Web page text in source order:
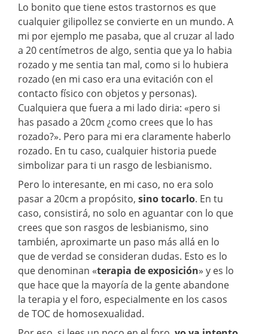
Lo bonito que tiene estos trastornos es que
cualquier gilipollez se convierte en un mundo. A
mi por ejemplo me pasaba, que al cruzar al lado
a 20 centímetros de algo, sentia que ya lo habia
rozado y me sentia tan mal, como si lo hubiera
rozado (en mi caso era una evitación con el
contacto físico con objetos y personas).
Cualquiera que fuera a mi lado diria: «pero si
has pasado a 20cm ¿como crees que lo has
rozado?». Pero para mi era claramente haberlo
rozado. En tu caso, cualquier historia puede
simbolizar para ti un rasgo de lesbianismo.
Pero lo interesante, en mi caso, no era solo
pasar a 20cm a propósito, sino tocarlo. En tu
caso, consistirá, no solo en aguantar con lo que
crees que son rasgos de lesbianismo, sino
también, aproximarte un paso más allá en lo
que de verdad se consideran dudas. Esto es lo
que denominan «terapia de exposición» y es lo
que hace que la mayoría de la gente abandone
la terapia y el foro, especialmente en los casos
de TOC de homosexualidad.